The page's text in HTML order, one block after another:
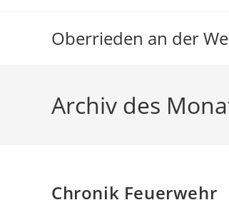
Oberrieden an der
Archiv des
Chronik Feuerwehr